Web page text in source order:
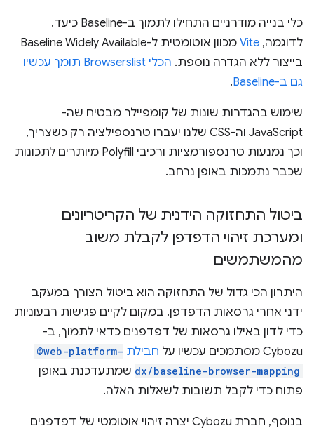
כלי בנייה מודרניים התחילו לתמוך ב-Baseline כיעד.
לדוגמה, Vite
מכוון אוטומטית ל-Baseline Widely Available
בייצור ללא הגדרה נוספת.
הכלי Browserslist תומך עכשיו
גם ב-Baseline
.
שימוש בהגדרות שונות של קומפיילר מבטיח שה-
JavaScript וה-CSS שלנו יעברו טרנספילציה רק כשצריך,
וכך נמנעות טרנספורמציות ורכיבי Polyfill מיותרים לתכונות
שכבר נתמכות באופן נרחב.
ביטול התחזוקה הידנית של הקריטריונים
ומערכת זיהוי הדפדפן לקבלת משוב
מהמשתמשים
היתרון הכי גדול של התחזוקה הוא ביטול הצורך במעקב
ידני אחרי גרסאות הדפדפן. במקום לקיים פגישות רבעוניות
כדי לדון באילו גרסאות של דפדפנים כדאי לתמוך, ב-
Cybozu מסתמכים עכשיו על
חבילת @web-platform-
dx/baseline-browser-mapping שמתעדכנת באופן
פתוח כדי לקבל תשובות לשאלות האלה.
בנוסף, חברת Cybozu יצרה זיהוי אוטומטי של דפדפנים